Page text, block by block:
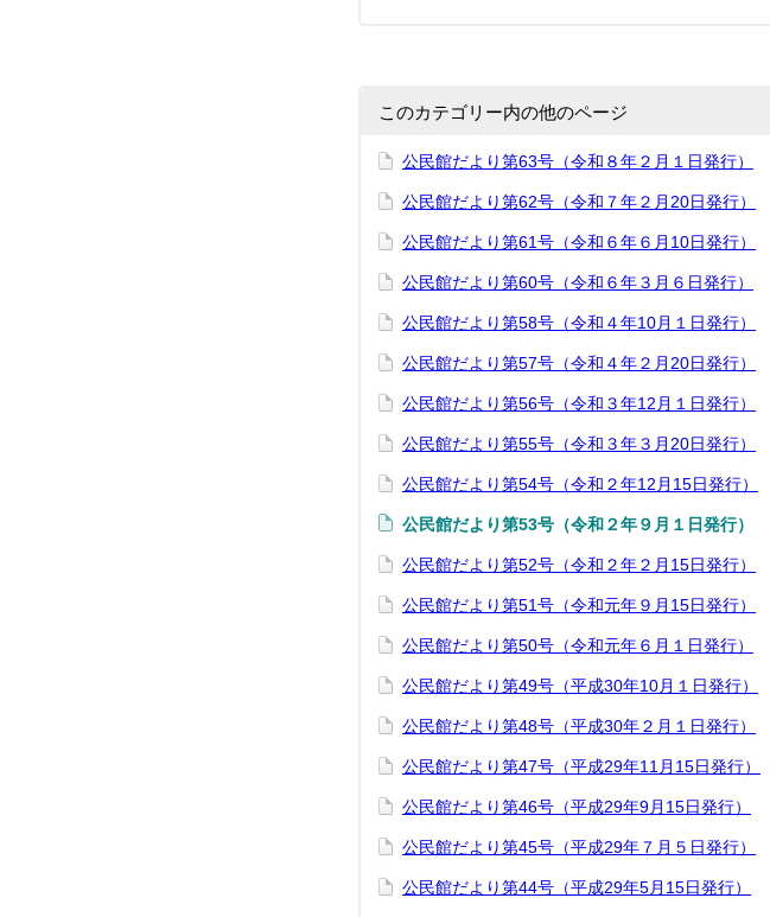
このカテゴリー内の他のページ
公民館だより第63号（令和８年２月１日発行）
公民館だより第62号（令和７年２月20日発行）
公民館だより第61号（令和６年６月10日発行）
公民館だより第60号（令和６年３月６日発行）
公民館だより第58号（令和４年10月１日発行）
公民館だより第57号（令和４年２月20日発行）
公民館だより第56号（令和３年12月１日発行）
公民館だより第55号（令和３年３月20日発行）
公民館だより第54号（令和２年12月15日発行）
公民館だより第53号（令和２年９月１日発行）
公民館だより第52号（令和２年２月15日発行）
公民館だより第51号（令和元年９月15日発行）
公民館だより第50号（令和元年６月１日発行）
公民館だより第49号（平成30年10月１日発行）
公民館だより第48号（平成30年２月１日発行）
公民館だより第47号（平成29年11月15日発行）
公民館だより第46号（平成29年9月15日発行）
公民館だより第45号（平成29年７月５日発行）
公民館だより第44号（平成29年5月15日発行）